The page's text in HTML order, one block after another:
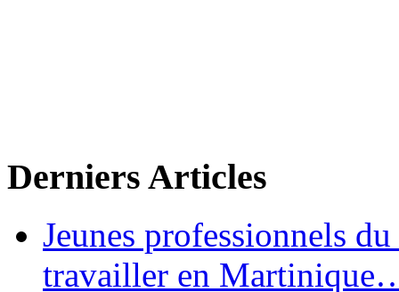
Derniers Articles
Jeunes professionnels
travailler en